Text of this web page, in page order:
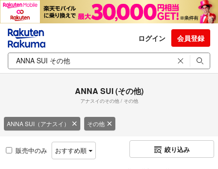
ログイン 会員登録
ANNA SUI (その他)
アナスイのその他 / その他
ANNA SUI（アナスイ） その他
販売中のみ おすすめ順 絞り込み